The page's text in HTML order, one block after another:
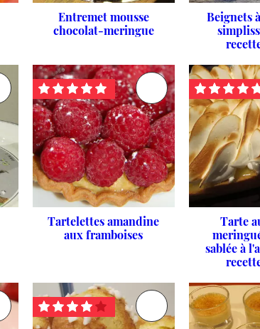
Entremet mousse
chocolat-meringue
Beignets
Tartelettes amandine
aux framboises
Tarte
sablée à